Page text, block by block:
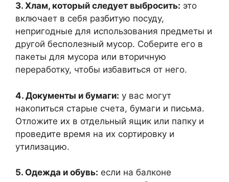
3. Хлам, который следует выбросить: это
включает в себя разбитую посуду,
непригодные для использования предметы и
другой бесполезный мусор. Соберите его в
пакеты для мусора или вторичную
переработку, чтобы избавиться от него.
4. Документы и бумаги: у вас могут
накопиться старые счета, бумаги и письма.
Отложите их в отдельный ящик или папку и
проведите время на их сортировку и
утилизацию.
5. Одежда и обувь: если на балконе